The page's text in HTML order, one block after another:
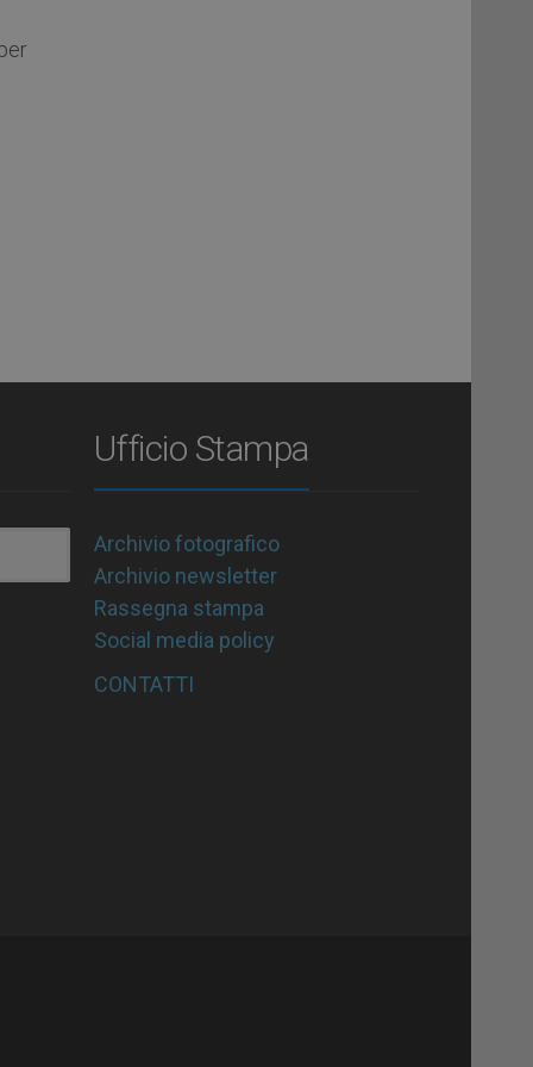
Ufficio Stampa
Archivio fotografico
Archivio newsletter
Rassegna stampa
Social media policy
CONTATTI